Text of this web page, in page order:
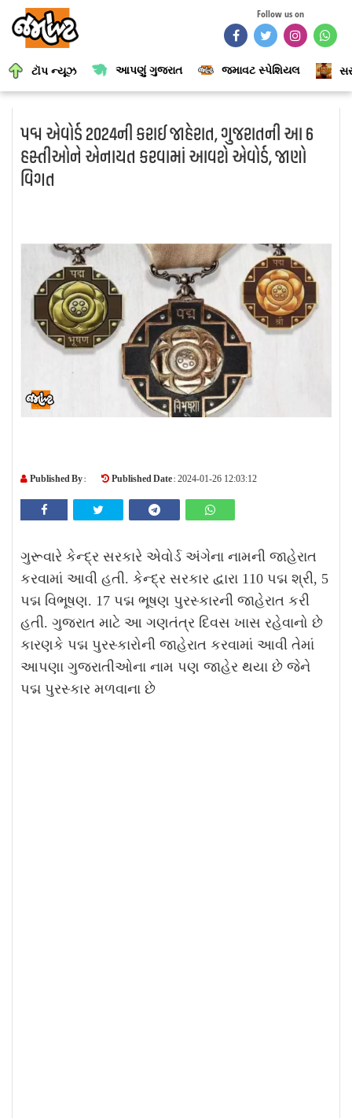
Follow us on
ટૉપ ન્યૂઝ આપણું ગુજરાત જમાવટ સ્પેશિયલ
પદ્મ એવોર્ડ 2024ની કરાઈ જાહેરાત, ગુજરાતની આ 6
હસ્તીઓને એનાયત કરવામાં આવશે એવોર્ડ, જાણો
વિગત
Published By : Published Date : 2024-01-26 12:03:12
ગુરૂવારે કેન્દ્ર સરકારે એવોર્ડ અંગેના નામની જાહેરાત
કરવામાં આવી હતી. કેન્દ્ર સરકાર દ્વારા 110 પદ્મ શ્રી, 5
પદ્મ વિભૂષણ. 17 પદ્મ ભૂષણ પુરસ્કારની જાહેરાત કરી
હતી. ગુજરાત માટે આ ગણતંત્ર દિવસ ખાસ રહેવાનો છે
કારણકે પદ્મ પુરસ્કારોની જાહેરાત કરવામાં આવી તેમાં
આપણા ગુજરાતીઓના નામ પણ જાહેર થયા છે જેને
પદ્મ પુરસ્કાર મળવાના છે